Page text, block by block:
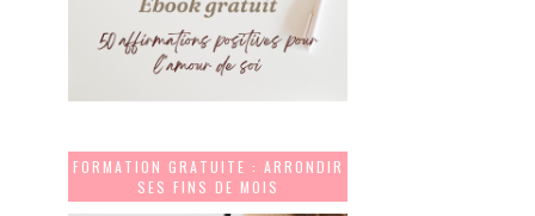
FORMATION GRATUITE : ARRONDIR
SES FINS DE MOIS